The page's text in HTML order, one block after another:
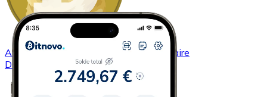
AcheterDogecoin
avec virement bancaire
DOGE